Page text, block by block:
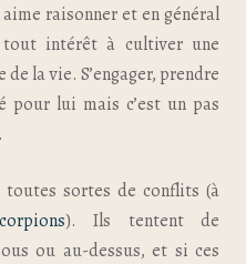
raisonner et en général
intérêt à cultiver une
la vie. S’engager, prendre
pour lui mais c’est un pas
toutes sortes de conflits (à
). Ils tentent de
ou au-dessus, et si ces